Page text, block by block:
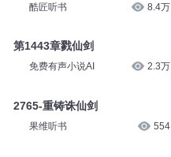
酷匠听书 8.4万
第1443章戮仙剑
免费有声小说AI 2.3万
2765-重铸诛仙剑
果维听书 554